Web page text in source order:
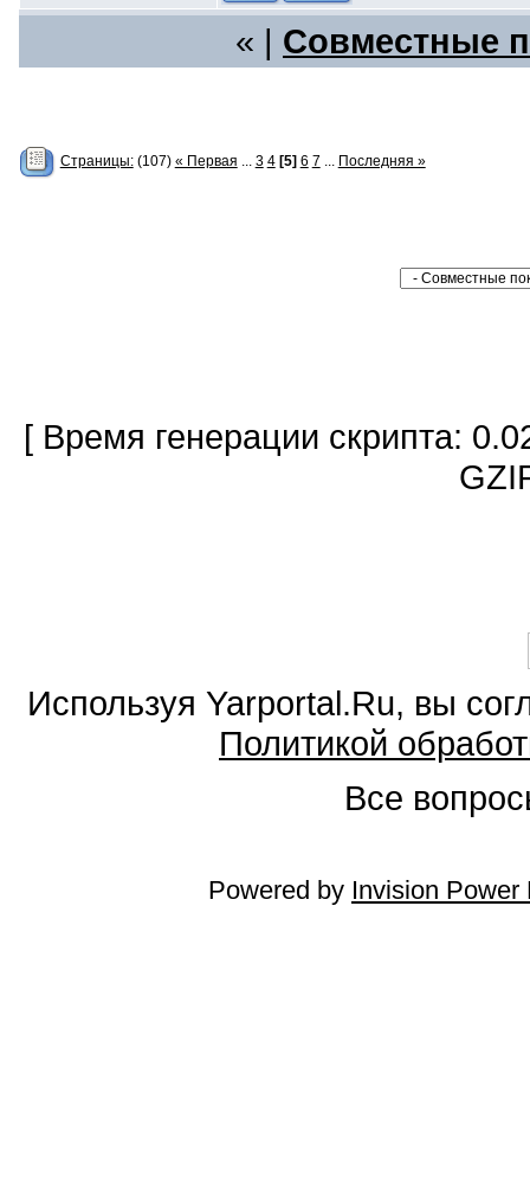
« | Совместные
Страницы:(107) « Первая ... 3 4 [5] 6 7 ... Последняя »
[ Время генерации скрипта:
Используя Yarportal.Ru, вы
Политикой
Все
Powered by Invision Power